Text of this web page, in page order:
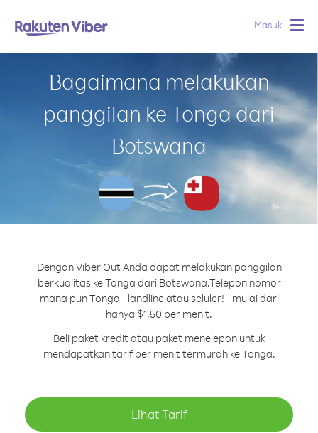
Masuk
Bagaimana melakukan
panggilan ke Tonga dari
Botswana
Dengan Viber Out Anda dapat melakukan panggilan
berkualitas ke Tonga dari Botswana.Telepon nomor
mana pun Tonga - landline atau seluler! - mulai dari
hanya $1.50 per menit.
Beli paket kredit atau paket menelepon untuk
mendapatkan tarif per menit termurah ke Tonga.
Lihat Tarif